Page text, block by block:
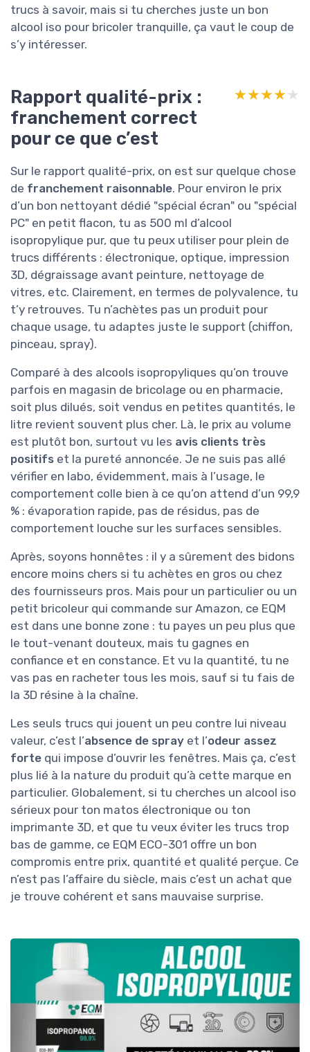
trucs à savoir, mais si tu cherches juste un bon
alcool iso pour bricoler tranquille, ça vaut le coup de
s’y intéresser.
Rapport qualité-prix :
franchement correct
pour ce que c’est
★★★★★
★★★★★
Sur le rapport qualité-prix, on est sur quelque chose
de franchement raisonnable. Pour environ le prix
d’un bon nettoyant dédié "spécial écran" ou "spécial
PC" en petit flacon, tu as 500 ml d’alcool
isopropylique pur, que tu peux utiliser pour plein de
trucs différents : électronique, optique, impression
3D, dégraissage avant peinture, nettoyage de
vitres, etc. Clairement, en termes de polyvalence, tu
t’y retrouves. Tu n’achètes pas un produit pour
chaque usage, tu adaptes juste le support (chiffon,
pinceau, spray).
Comparé à des alcools isopropyliques qu’on trouve
parfois en magasin de bricolage ou en pharmacie,
soit plus dilués, soit vendus en petites quantités, le
litre revient souvent plus cher. Là, le prix au volume
est plutôt bon, surtout vu les avis clients très
positifs et la pureté annoncée. Je ne suis pas allé
vérifier en labo, évidemment, mais à l’usage, le
comportement colle bien à ce qu’on attend d’un 99,9
% : évaporation rapide, pas de résidus, pas de
comportement louche sur les surfaces sensibles.
Après, soyons honnêtes : il y a sûrement des bidons
encore moins chers si tu achètes en gros ou chez
des fournisseurs pros. Mais pour un particulier ou un
petit bricoleur qui commande sur Amazon, ce EQM
est dans une bonne zone : tu payes un peu plus que
le tout-venant douteux, mais tu gagnes en
confiance et en constance. Et vu la quantité, tu ne
vas pas en racheter tous les mois, sauf si tu fais de
la 3D résine à la chaîne.
Les seuls trucs qui jouent un peu contre lui niveau
valeur, c’est l’absence de spray et l’odeur assez
forte qui impose d’ouvrir les fenêtres. Mais ça, c’est
plus lié à la nature du produit qu’à cette marque en
particulier. Globalement, si tu cherches un alcool iso
sérieux pour ton matos électronique ou ton
imprimante 3D, et que tu veux éviter les trucs trop
bas de gamme, ce EQM ECO-301 offre un bon
compromis entre prix, quantité et qualité perçue. Ce
n’est pas l’affaire du siècle, mais c’est un achat que
je trouve cohérent et sans mauvaise surprise.